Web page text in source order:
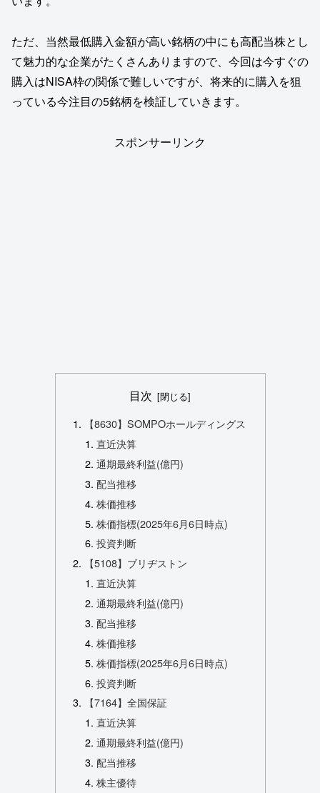
ただ、当然最低購入金額が高い銘柄の中にも高配当株とし
て魅力的な企業がたくさんありますので、今回は今すぐの
購入はNISA枠の関係で難しいですが、将来的に購入を狙
っている今注目の5銘柄を検証していきます。
スポンサーリンク
目次
【8630】SOMPOホールディングス
直近決算
通期最終利益(億円)
配当推移
株価推移
株価指標(2025年6月6日時点)
投資判断
【5108】ブリヂストン
直近決算
通期最終利益(億円)
配当推移
株価推移
株価指標(2025年6月6日時点)
投資判断
【7164】全国保証
直近決算
通期最終利益(億円)
配当推移
株主優待